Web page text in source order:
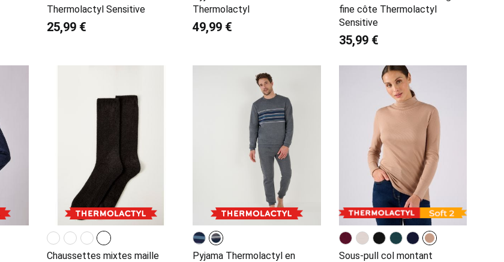
Thermolactyl Sensitive
25,99 €
Thermolactyl
49,99 €
fine côte Thermolactyl
Sensitive
35,99 €
Chaussettes mixtes maille
Pyjama Thermolactyl en
Sous-pull col montant